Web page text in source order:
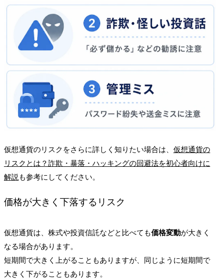
仮想通貨のリスクをさらに詳しく知りたい場合は、 仮想通貨の
リスクとは？詐欺・暴落・ハッキングの回避法を初心者向けに
解説 も参考にしてください。
価格が大きく下落するリスク
仮想通貨は、株式や投資信託などと比べても価格変動が大きく
なる場合があります。
短期間で大きく上がることもありますが、同じように短期間で
大きく下がることもあります。